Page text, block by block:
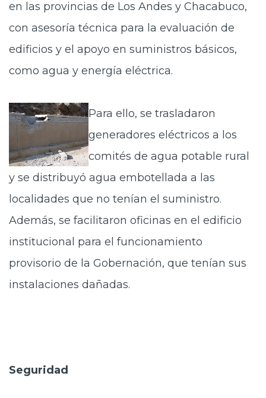
en las provincias de Los Andes y Chacabuco,
con asesoría técnica para la evaluación de
edificios y el apoyo en suministros básicos,
como agua y energía eléctrica.
Para ello, se trasladaron
generadores eléctricos a los
comités de agua potable rural
y se distribuyó agua embotellada a las
localidades que no tenían el suministro.
Además, se facilitaron oficinas en el edificio
institucional para el funcionamiento
provisorio de la Gobernación, que tenían sus
instalaciones dañadas.
Seguridad